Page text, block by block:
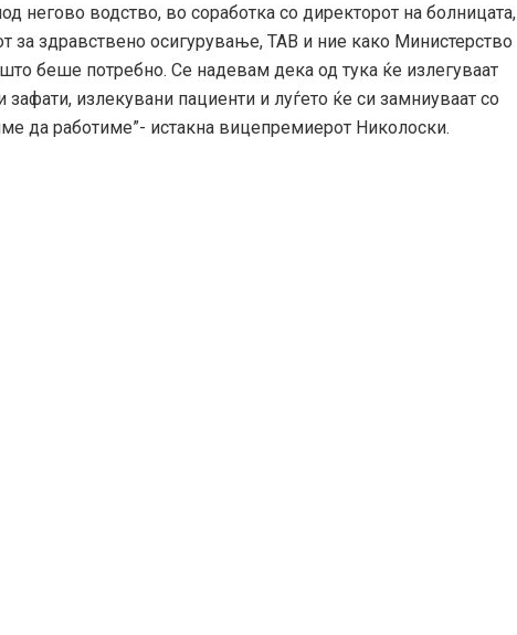
негово водство, во соработка со директорот на болницата,
за здравствено осигурување, ТАВ и ние како Министерство
беше потребно. Се надевам дека од тука ќе излегуваат
излекувани пациенти и луѓето ќе си замниуваат со
да работиме”- истакна вицепремиерот Николоски.